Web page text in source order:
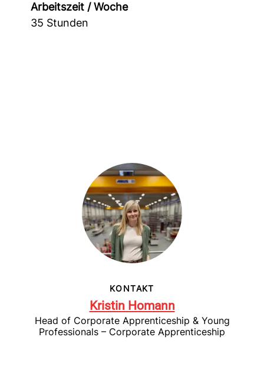
Arbeitszeit / Woche
35 Stunden
KONTAKT
Kristin Homann
Head of Corporate Apprenticeship & Young
Professionals – Corporate Apprenticeship